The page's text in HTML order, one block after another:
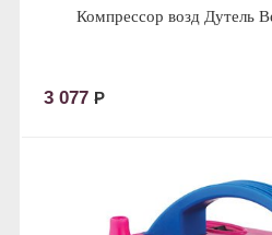
Компрессор возд Дутель
3 077 Р